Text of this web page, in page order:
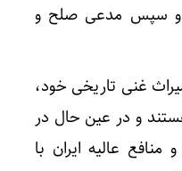
و سپس مدعی صلح و
غنی تاریخی خود،
و در عین حال در
عالیه ایران با